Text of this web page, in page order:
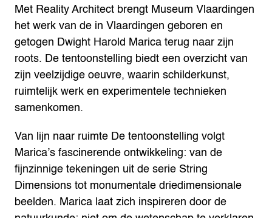
Met Reality Architect brengt Museum Vlaardingen
het werk van de in Vlaardingen geboren en
getogen Dwight Harold Marica terug naar zijn
roots. De tentoonstelling biedt een overzicht van
zijn veelzijdige oeuvre, waarin schilderkunst,
ruimtelijk werk en experimentele technieken
samenkomen.
Van lijn naar ruimte De tentoonstelling volgt
Marica’s fascinerende ontwikkeling: van de
fijnzinnige tekeningen uit de serie String
Dimensions tot monumentale driedimensionale
beelden. Marica laat zich inspireren door de